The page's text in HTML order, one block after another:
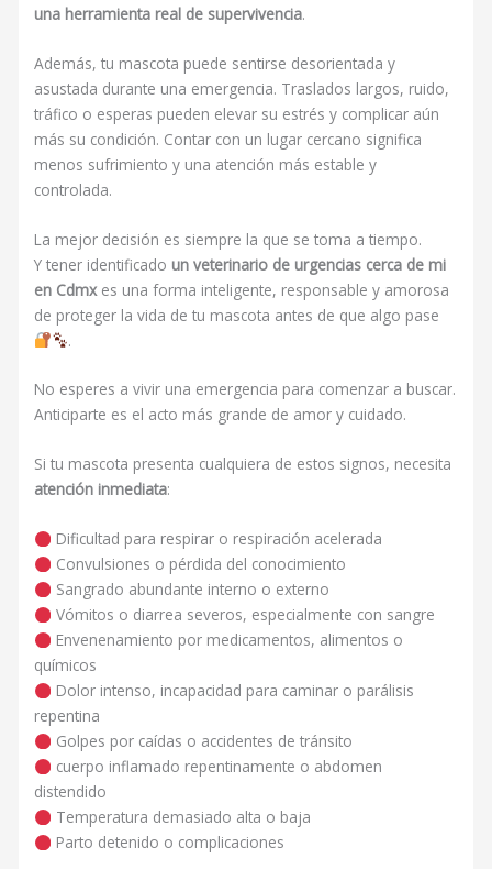
una herramienta real de supervivencia.
Además, tu mascota puede sentirse desorientada y
asustada durante una emergencia. Traslados largos, ruido,
tráfico o esperas pueden elevar su estrés y complicar aún
más su condición. Contar con un lugar cercano significa
menos sufrimiento y una atención más estable y
controlada.
La mejor decisión es siempre la que se toma a tiempo.
Y tener identificado un veterinario de urgencias cerca de mi
en Cdmxes una forma inteligente, responsable y amorosa
de proteger la vida de tu mascota antes de que algo pase
.
No esperes a vivir una emergencia para comenzar a buscar.
Anticiparte es el acto más grande de amor y cuidado.
Si tu mascota presenta cualquiera de estos signos, necesita
atención inmediata:
Dificultad para respirar o respiración acelerada
Convulsiones o pérdida del conocimiento
Sangrado abundante interno o externo
Vómitos o diarrea severos, especialmente con sangre
Envenenamiento por medicamentos, alimentos o
químicos
Dolor intenso, incapacidad para caminar o parálisis
repentina
Golpes por caídas o accidentes de tránsito
cuerpo inflamado repentinamente o abdomen
distendido
Temperatura demasiado alta o baja
Parto detenido o complicaciones